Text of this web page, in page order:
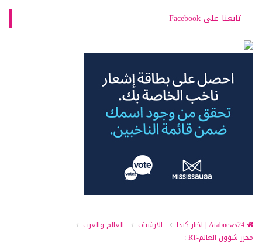
تابعنا على Facebook
الارشيف
العالم والعرب
محرر شؤون العالم-RT :